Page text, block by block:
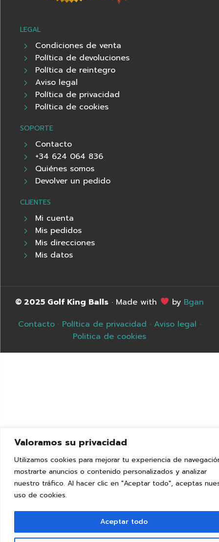
Valoramos su privacidad
Utilizamos cookies para mejorar tu experiencia de
mostrarte anuncios o contenido personalizados y analizar
nuestro tráfico. Al hacer clic en "Aceptar todo", aceptas
uso de cookies.
Aceptar todo
LEGAL
Condiciones de venta
Política de devoluciones
Política de reintegro
Aviso legal
Política de privacidad
Política de cookies
SOPORTE
Contacto
+34 624 064 836
Quiénes somos
Devolver un pedido
CLIENTES
Mi cuenta
Mis pedidos
Mis direcciones
Mis datos
© 2025 Golf King Balls · Made with by Bgan
Contacto · Política de privacidad · Aviso legal ·
Politica de cookies